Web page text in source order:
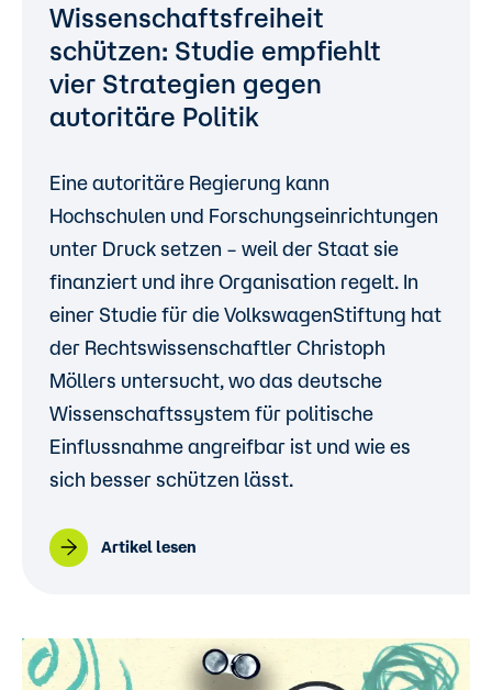
Wissenschaftsfreiheit
schützen: Studie empfiehlt
vier Strategien gegen
autoritäre Politik
Eine autoritäre Regierung kann
Hochschulen und Forschungseinrichtungen
unter Druck setzen – weil der Staat sie
finanziert und ihre Organisation regelt. In
einer Studie für die VolkswagenStiftung hat
der Rechtswissenschaftler Christoph
Möllers untersucht, wo das deutsche
Wissenschaftssystem für politische
Einflussnahme angreifbar ist und wie es
sich besser schützen lässt.
Artikel lesen